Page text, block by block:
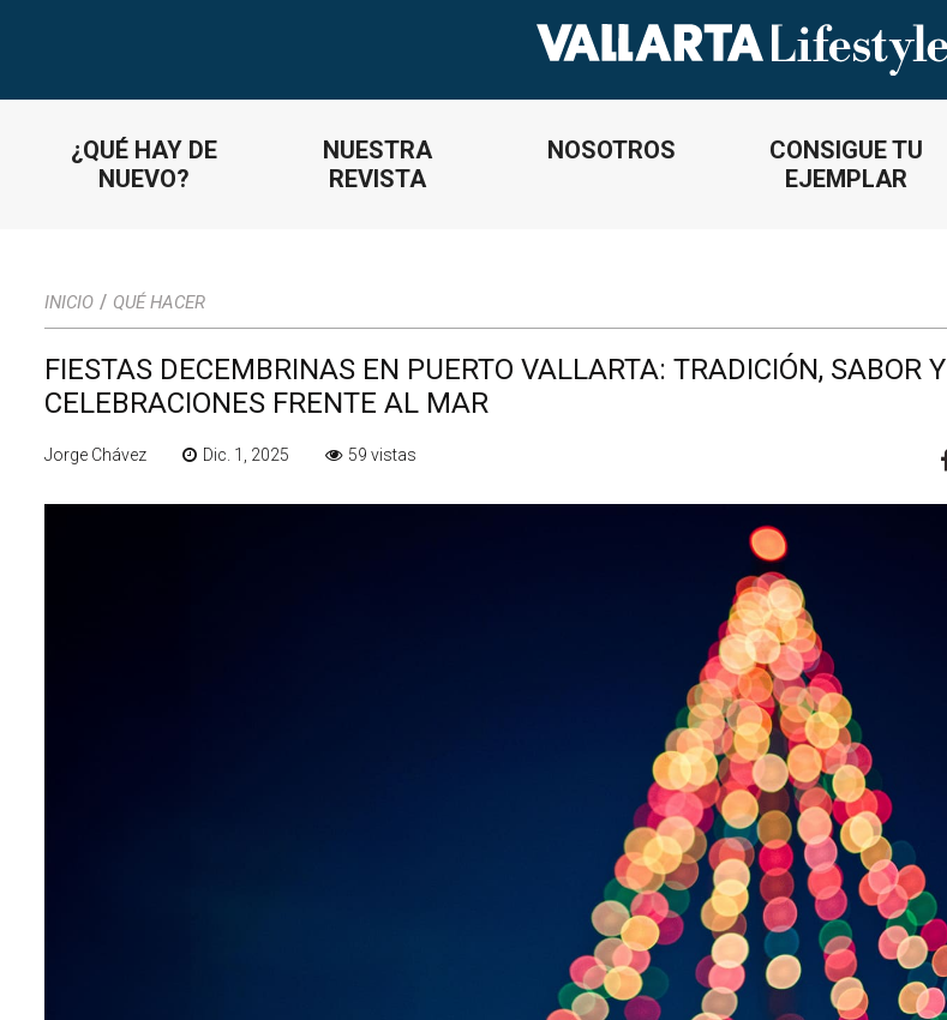
¿QUÉ HAY DE
NUEVO?
NUESTRA
REVISTA
NOSOTROS
CONSIGUE TU
EJEMPLAR
INICIO / QUÉ HACER
FIESTAS DECEMBRINAS EN PUERTO VALLARTA: TRADICIÓN, SABOR Y
CELEBRACIONES FRENTE AL MAR
Jorge Chávez Dic. 1, 2025 59 vistas